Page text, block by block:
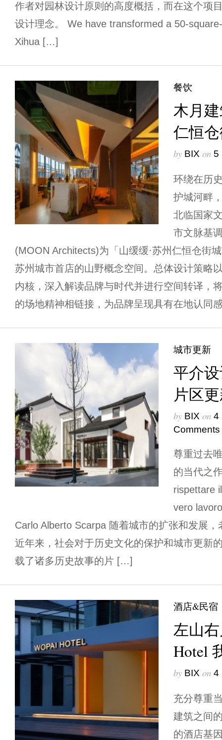
作者对园林设计原则的高度概括，而在这个项
设计理念。 We have transformed a 50-
Xihua […]
餐饮
木月
仁恒
by BIX on 5
环绕在历
护城河畔
北临国家
市文脉基
(MOON Architects)为「山缓缓·苏州仁恒仓街
苏州城市首店的山野概念空间。总体设计策略
内核，深入解读品牌与时代并进行空间转译，
的场地精神相链接，为品牌呈现具有在地认同
城市更新
平介
片区
by BIX on 4
Comments
尊重过去
的当代之
rispettare
vero
Carlo Alberto Scarpa 随着城市的扩张和发展
近年来，社会对于历史文化的保护和城市更新
载了诸多历史故事的片 […]
酒店&民宿
左山
Hotel
by BIX on 4
充分尊重
建筑之间
的酒店基